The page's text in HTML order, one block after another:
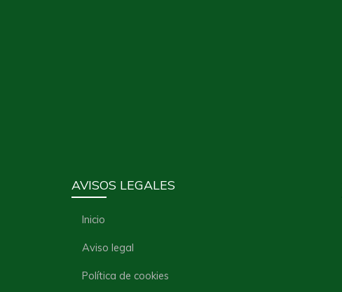
AVISOS LEGALES
Inicio
Aviso legal
Política de cookies